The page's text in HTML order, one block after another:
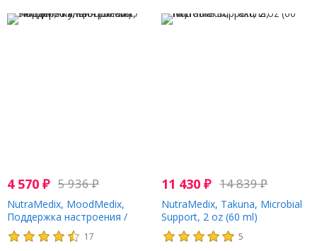
4 570 ₽ 5 936₽
NutraMedix, MoodMedix,
Поддержка настроения /
эмоций, 1 унция (30 мл)
17
11 430₽ 14 839₽
NutraMedix, Takuna, Microbial
Support, 2 oz (60 ml)
5